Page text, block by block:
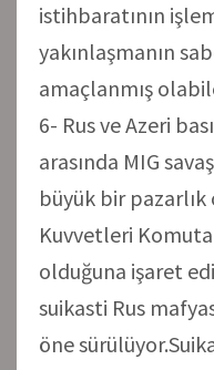
istihbaratının
yakınlaşmanın
amaçlanmış
6- Rus ve Azeri
arasında MIG
büyük bir
Kuvvetleri
olduğuna işaret
suikasti Rus
öne